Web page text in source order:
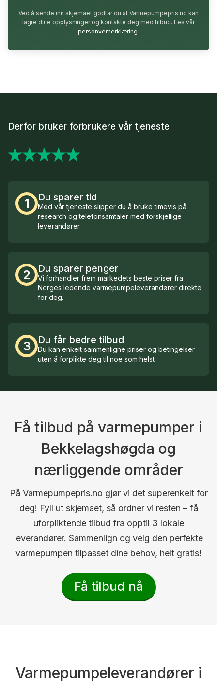
Ved å sende inn skjemaet godtar du at Varmepumpepris.no kan
lagre dine opplysninger og kontakte deg med tilbud. Les vår
personvernerklæring.
Derfor bruker forbrukere vår tjeneste
1 Du sparer tid
Med vår tjeneste slipper du å bruke timevis på
research og telefonsamtaler med forskjellige
leverandører.
2 Du sparer penger
Vi forhandler frem markedets beste priser fra
Norges ledende varmepumpeleverandører direkte
for deg.
3 Du får bedre tilbud
Du kan enkelt sammenligne priser og betingelser
uten å forplikte deg til noe som helst
Få tilbud på varmepumper i
Bekkelagshøgda og
nærliggende områder
På Varmepumpepris.no gjør vi det superenkelt for
deg! Fyll ut skjemaet, så ordner vi resten – få
uforpliktende tilbud fra opptil 3 lokale
leverandører. Sammenlign og velg den perfekte
varmepumpen tilpasset dine behov, helt gratis!
Få tilbud nå
Varmepumpeleverandører i